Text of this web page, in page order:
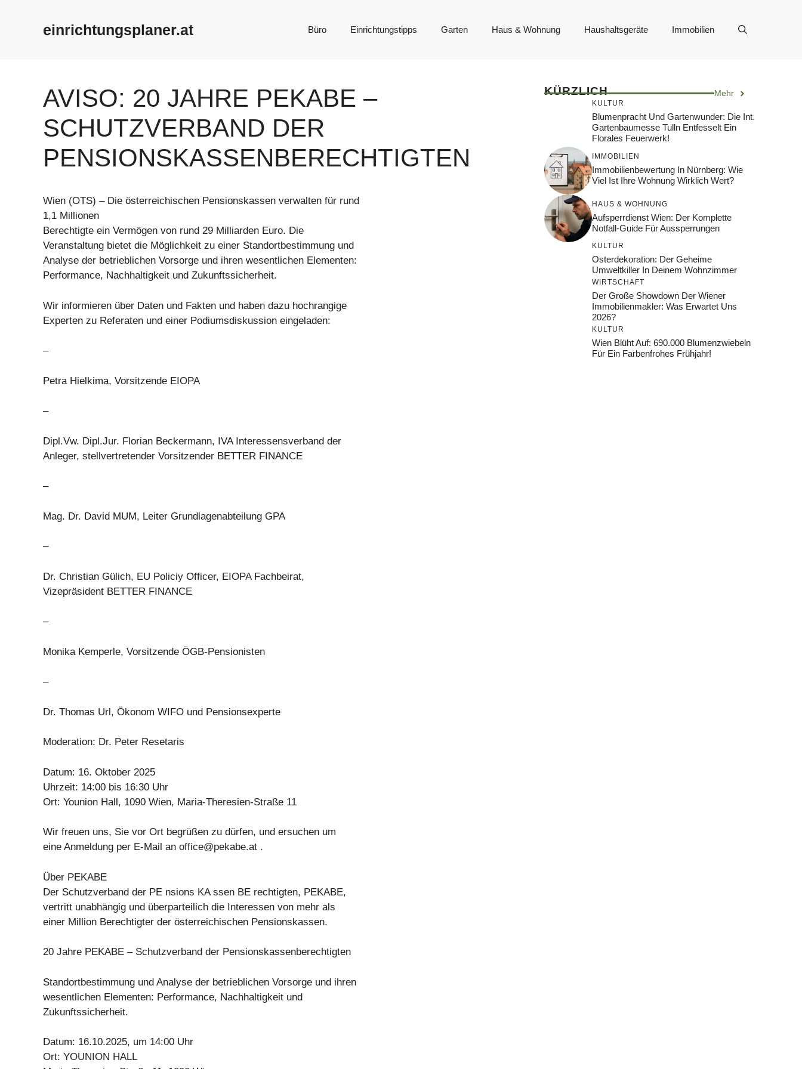
einrichtungsplaner.at Büro Einrichtungstipps Garten Haus & Wohnung Haushaltsgeräte Immobilien
AVISO: 20 JAHRE PEKABE –
SCHUTZVERBAND DER
PENSIONSKASSENBERECHTIGTEN
Wien (OTS) – Die österreichischen Pensionskassen verwalten für rund
1,1 Millionen
Berechtigte ein Vermögen von rund 29 Milliarden Euro. Die
Veranstaltung bietet die Möglichkeit zu einer Standortbestimmung und
Analyse der betrieblichen Vorsorge und ihren wesentlichen Elementen:
Performance, Nachhaltigkeit und Zukunftssicherheit.
Wir informieren über Daten und Fakten und haben dazu hochrangige
Experten zu Referaten und einer Podiumsdiskussion eingeladen:
–
Petra Hielkima, Vorsitzende EIOPA
–
Dipl.Vw. Dipl.Jur. Florian Beckermann, IVA Interessensverband der
Anleger, stellvertretender Vorsitzender BETTER FINANCE
–
Mag. Dr. David MUM, Leiter Grundlagenabteilung GPA
–
Dr. Christian Gülich, EU Policiy Officer, EIOPA Fachbeirat,
Vizepräsident BETTER FINANCE
–
Monika Kemperle, Vorsitzende ÖGB-Pensionisten
–
Dr. Thomas Url, Ökonom WIFO und Pensionsexperte
Moderation: Dr. Peter Resetaris
Datum: 16. Oktober 2025
Uhrzeit: 14:00 bis 16:30 Uhr
Ort: Younion Hall, 1090 Wien, Maria-Theresien-Straße 11
Wir freuen uns, Sie vor Ort begrüßen zu dürfen, und ersuchen um
eine Anmeldung per E-Mail an office@pekabe.at .
Über PEKABE
Der Schutzverband der PE nsions KA ssen BE rechtigten, PEKABE,
vertritt unabhängig und überparteilich die Interessen von mehr als
einer Million Berechtigter der österreichischen Pensionskassen.
20 Jahre PEKABE – Schutzverband der Pensionskassenberechtigten
Standortbestimmung und Analyse der betrieblichen Vorsorge und ihren
wesentlichen Elementen: Performance, Nachhaltigkeit und
Zukunftssicherheit.
Datum: 16.10.2025, um 14:00 Uhr
Ort: YOUNION HALL
KÜRZLICH Mehr
KULTUR
Blumenpracht Und Gartenwunder: Die Int.
Gartenbaumesse Tulln Entfesselt Ein
Florales Feuerwerk!
IMMOBILIEN
Immobilienbewertung In Nürnberg: Wie
Viel Ist Ihre Wohnung Wirklich Wert?
HAUS & WOHNUNG
Aufsperrdienst Wien: Der Komplette
Notfall-Guide Für Aussperrungen
KULTUR
Osterdekoration: Der Geheime
Umweltkiller In Deinem Wohnzimmer
WIRTSCHAFT
Der Große Showdown Der Wiener
Immobilienmakler: Was Erwartet Uns
2026?
KULTUR
Wien Blüht Auf: 690.000 Blumenzwiebeln
Für Ein Farbenfrohes Frühjahr!